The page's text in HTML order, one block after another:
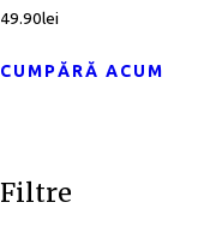
49.90lei
CUMPĂRĂ ACUM
Filtre